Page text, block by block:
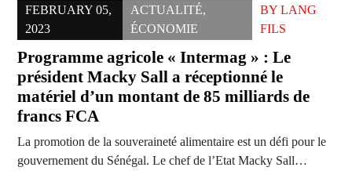
FEBRUARY 05,
2023
ACTUALITÉ,
ÉCONOMIE
BY LANG
FILS
Programme agricole « Intermag » : Le
président Macky Sall a réceptionné le
matériel d’un montant de 85 milliards de
francs FCA
La promotion de la souveraineté alimentaire est un défi pour le
gouvernement du Sénégal. Le chef de l’Etat Macky Sall…